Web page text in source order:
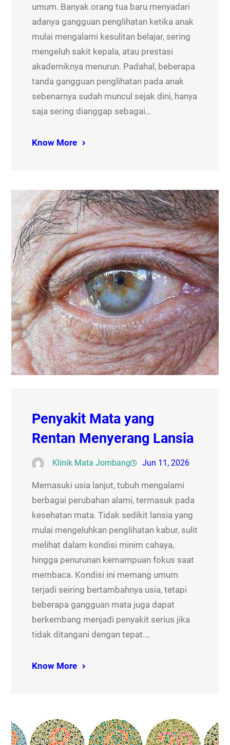
umum. Banyak orang tua baru menyadari
adanya gangguan penglihatan ketika anak
mulai mengalami kesulitan belajar, sering
mengeluh sakit kepala, atau prestasi
akademiknya menurun. Padahal, beberapa
tanda gangguan penglihatan pada anak
sebenarnya sudah muncul sejak dini, hanya
saja sering dianggap sebagai…
Know More
Penyakit Mata yang
Rentan Menyerang Lansia
Klinik Mata Jombang Jun 11, 2026
Memasuki usia lanjut, tubuh mengalami
berbagai perubahan alami, termasuk pada
kesehatan mata. Tidak sedikit lansia yang
mulai mengeluhkan penglihatan kabur, sulit
melihat dalam kondisi minim cahaya,
hingga penurunan kemampuan fokus saat
membaca. Kondisi ini memang umum
terjadi seiring bertambahnya usia, tetapi
beberapa gangguan mata juga dapat
berkembang menjadi penyakit serius jika
tidak ditangani dengan tepat.…
Know More